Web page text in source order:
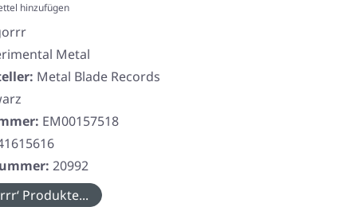
hinzufügen
Metal
Metal Blade Records
EM00157518
20992
Produkte...